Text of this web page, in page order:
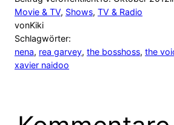
Movie & TV, Shows, TV & Radio
vonKiki
Schlagwörter:
nena, rea garvey, the bosshoss, the
xavier naidoo